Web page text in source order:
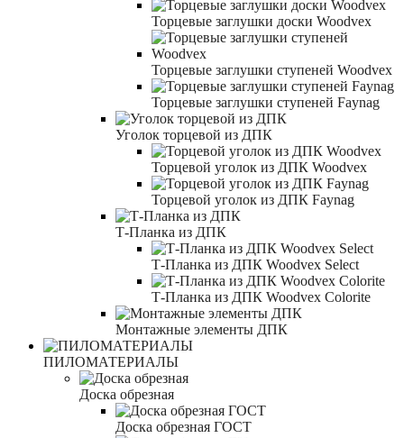
Торцевые заглушки доски Woodvex
Торцевые заглушки ступеней Woodvex
Торцевые заглушки ступеней Faynag
Уголок торцевой из ДПК
Торцевой уголок из ДПК Woodvex
Торцевой уголок из ДПК Faynag
Т-Планка из ДПК
Т-Планка из ДПК Woodvex Select
Т-Планка из ДПК Woodvex Colorite
Монтажные элементы ДПК
ПИЛОМАТЕРИАЛЫ
Доска обрезная
Доска обрезная ГОСТ